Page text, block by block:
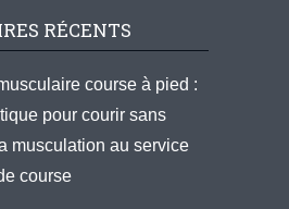
RÉCENTS
course à pied :
pour courir sans
musculation au service
course